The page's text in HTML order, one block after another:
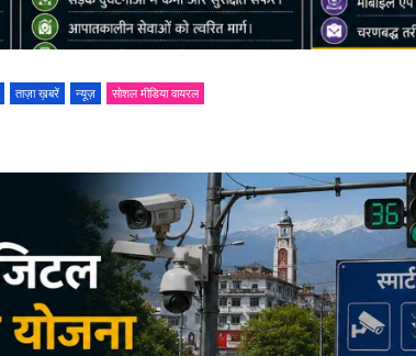
ताज़ा ख़बरें न्यूज़ सोशल मीडिया वायरल